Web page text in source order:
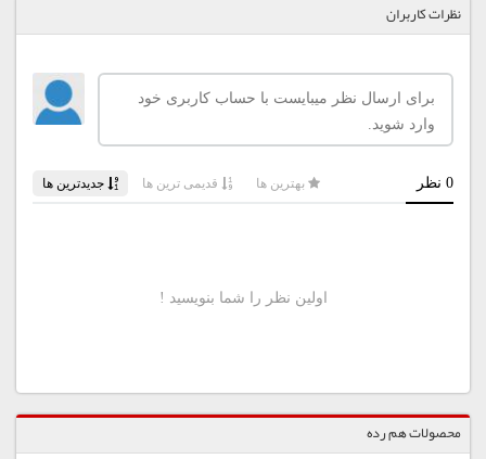
نظرات کاربران
محصولات هم رده